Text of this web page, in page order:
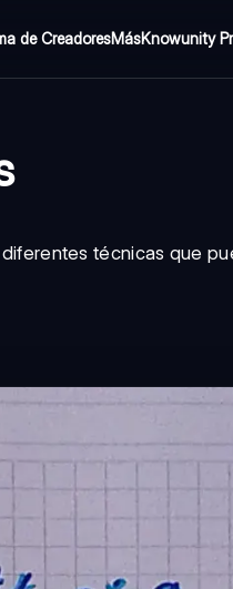
de CreadoresMásKnowunity
técnicas que